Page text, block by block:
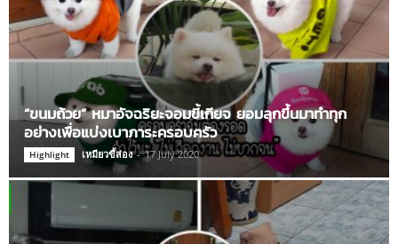
“ขนมถ้วย” หมาอัจฉริยะจอมขี้เกียจ ยอมลุกขึ้นมาทำทุก
อย่างเพื่อแบ่งเบาภาระครอบครัว
Highlight เหมียวขี้ส่อง - 17 July 2020